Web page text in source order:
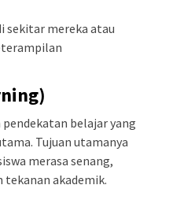
sekitar mereka atau
belajar yang
Tujuan utamanya
merasa senang,
akademik.